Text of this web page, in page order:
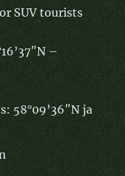
SUV tourists
–
58°09’36″N ja